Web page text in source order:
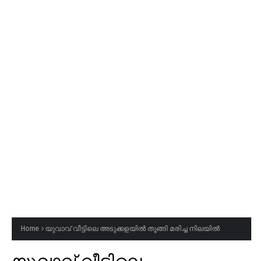
Home യുവാവ് വീട്ടിലെ അടുക്കളയിൽ തൂങ്ങി മരിച്ച നിലയിൽ